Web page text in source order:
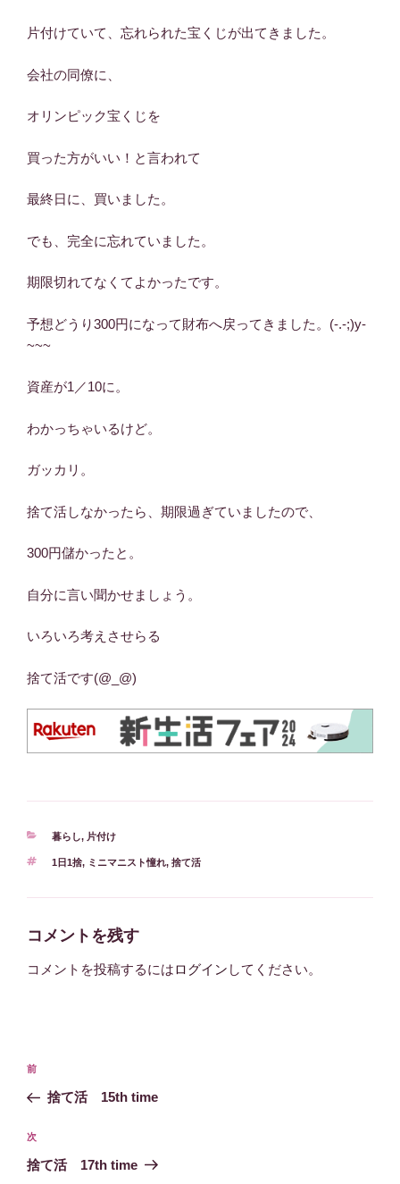
片付けていて、忘れられた宝くじが出てきました。
会社の同僚に、
オリンピック宝くじを
買った方がいい！と言われて
最終日に、買いました。
でも、完全に忘れていました。
期限切れてなくてよかったです。
予想どうり300円になって財布へ戻ってきました。(-.-;)y-
~~~
資産が1／10に。
わかっちゃいるけど。
ガッカリ。
捨て活しなかったら、期限過ぎていましたので、
300円儲かったと。
自分に言い聞かせましょう。
いろいろ考えさせらる
捨て活です(@_@)
カ
ゴ
ー
暮らし, 片付け
タ
1日1捨, ミニマニスト憧れ, 捨て活
コメントを残す
コメントを投稿するにはログイン してください。
投
ナ
ビ
ゲ
過
去
投
稿
前
捨て活 15th time
次
の
次
捨て活 17th time